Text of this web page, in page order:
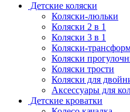
Детские коляски
Коляски-люльки
Коляски 2 в 1
Коляски 3 в 1
Коляски-
Коляски
Коляски трости
Коляски для
Аксессуары для
Детские кроватки